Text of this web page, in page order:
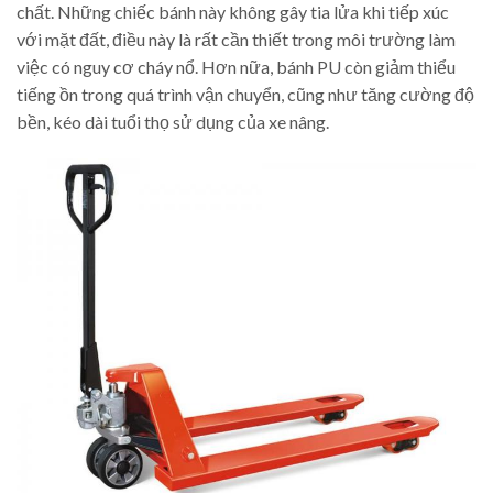
chất. Những chiếc bánh này không gây tia lửa khi tiếp xúc
với mặt đất, điều này là rất cần thiết trong môi trường làm
việc có nguy cơ cháy nổ. Hơn nữa, bánh PU còn giảm thiểu
tiếng ồn trong quá trình vận chuyển, cũng như tăng cường độ
bền, kéo dài tuổi thọ sử dụng của xe nâng.